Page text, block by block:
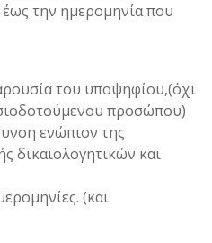
την ημερομηνία που
του υποψηφίου,(όχι
προσώπου)
ενώπιον της
δικαιολογητικών και
(και